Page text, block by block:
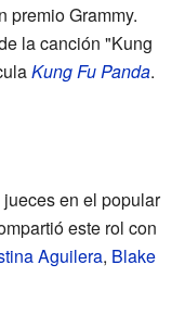
premio Grammy.
la canción "Kung
Kung Fu Panda.
en el popular
este rol con
Aguilera, Blake